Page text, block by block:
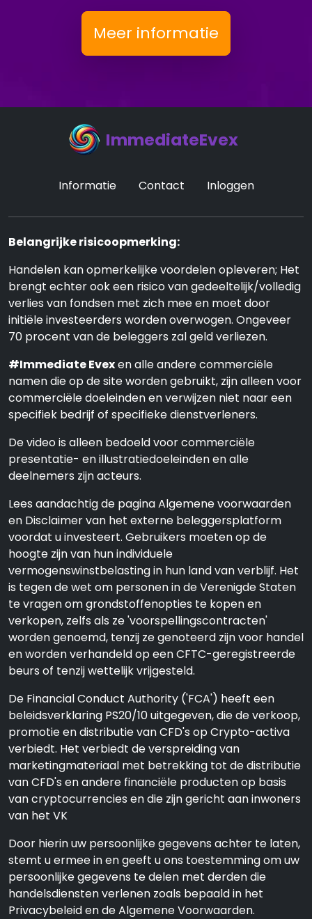
Meer informatie
ImmediateEvex
Informatie Contact Inloggen
Belangrijke risicoopmerking:
Handelen kan opmerkelijke voordelen opleveren; Het
brengt echter ook een risico van gedeeltelijk/volledig
verlies van fondsen met zich mee en moet door
initiële investeerders worden overwogen. Ongeveer
70 procent van de beleggers zal geld verliezen.
#Immediate Evexen alle andere commerciële
namen die op de site worden gebruikt, zijn alleen voor
commerciële doeleinden en verwijzen niet naar een
specifiek bedrijf of specifieke dienstverleners.
De video is alleen bedoeld voor commerciële
presentatie- en illustratiedoeleinden en alle
deelnemers zijn acteurs.
Lees aandachtig de pagina Algemene voorwaarden
en Disclaimer van het externe beleggersplatform
voordat u investeert. Gebruikers moeten op de
hoogte zijn van hun individuele
vermogenswinstbelasting in hun land van verblijf. Het
is tegen de wet om personen in de Verenigde Staten
te vragen om grondstoffenopties te kopen en
verkopen, zelfs als ze 'voorspellingscontracten'
worden genoemd, tenzij ze genoteerd zijn voor handel
en worden verhandeld op een CFTC-geregistreerde
beurs of tenzij wettelijk vrijgesteld.
De Financial Conduct Authority ('FCA') heeft een
beleidsverklaring PS20/10 uitgegeven, die de verkoop,
promotie en distributie van CFD's op Crypto-activa
verbiedt. Het verbiedt de verspreiding van
marketingmateriaal met betrekking tot de distributie
van CFD's en andere financiële producten op basis
van cryptocurrencies en die zijn gericht aan inwoners
van het VK
Door hierin uw persoonlijke gegevens achter te laten,
stemt u ermee in en geeft u ons toestemming om uw
persoonlijke gegevens te delen met derden die
handelsdiensten verlenen zoals bepaald in het
Privacybeleid en de Algemene Voorwaarden.